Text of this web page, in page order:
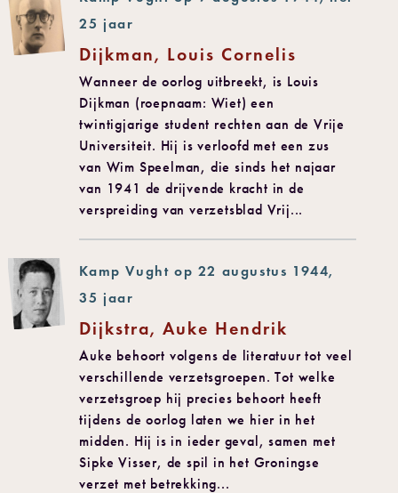
25 jaar
Dijkman, Louis Cornelis
Wanneer de oorlog uitbreekt, is Louis
Dijkman (roepnaam: Wiet) een
twintigjarige student rechten aan de Vrije
Universiteit. Hij is verloofd met een zus
van Wim Speelman, die sinds het najaar
van 1941 de drijvende kracht in de
verspreiding van verzetsblad Vrij...
Kamp Vught op 22 augustus 1944,
35 jaar
Dijkstra, Auke Hendrik
Auke behoort volgens de literatuur tot veel
verschillende verzetsgroepen. Tot welke
verzetsgroep hij precies behoort heeft
tijdens de oorlog laten we hier in het
midden. Hij is in ieder geval, samen met
Sipke Visser, de spil in het Groningse
verzet met betrekking...